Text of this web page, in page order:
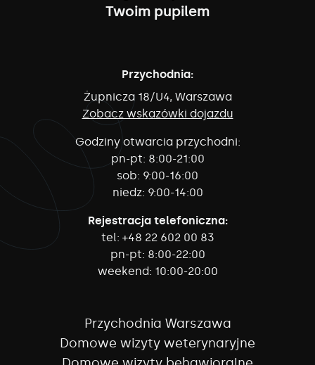
Twoim pupilem
Przychodnia:
Żupnicza 18/U4, Warszawa
Zobacz wskazówki dojazdu
Godziny otwarcia przychodni:
pn-pt: 8:00-21:00
sob: 9:00-16:00
niedz: 9:00-14:00
Rejestracja telefoniczna:
tel: +48 22 602 00 83
pn-pt: 8:00-22:00
weekend: 10:00-20:00
Przychodnia Warszawa
Domowe wizyty weterynaryjne